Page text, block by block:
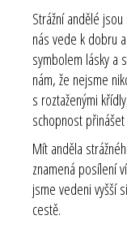
Strážní andělé
nás vede k dobru
symbolem lásky a
nám, že nejsme
s roztaženými
schopnost
Mít anděla
znamená posílení
jsme vedeni vyšší
cestě.